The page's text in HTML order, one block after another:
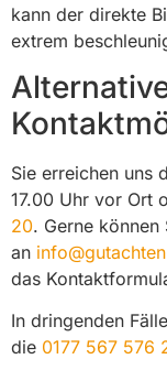
kann der direkte
extrem
Sie erreichen uns
17.00 Uhr vor Ort
20. Gerne können
an
das
In dringenden
die 0177 567 576